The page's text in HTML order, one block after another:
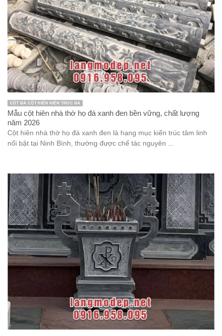
năm 2026
Cột hiên nhà thờ họ đá xanh đen là hạng mục kiến trúc tâm linh
nổi bật tại Ninh Bình, thường được chế tác nguyên ...
MẪU LƯ HƯƠNG ĐÁ ĐẸP PHONG THỦY TÂM LINH ĐỒ THỜ
Đỉnh hương công giáo đá xanh rêu bền vững, chất lượng năm
2026
Đỉnh hương công giáo đá xanh rêu là một trong những vật phẩm
tâm linh được thiết kế dành riêng cho những người theo đạo ...